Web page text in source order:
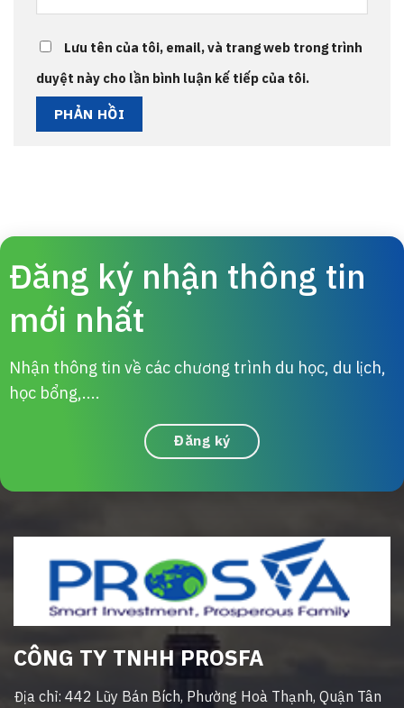
Lưu tên của tôi, email, và trang web trong trình
duyệt này cho lần bình luận kế tiếp của tôi.
Đăng ký nhận thông tin
mới nhất
Nhận thông tin về các chương trình du học, du lịch,
học bổng,....
Đăng ký
CÔNG TY TNHH PROSFA
Địa chỉ: 442 Lũy Bán Bích, Phường Hoà Thạnh, Quận Tân